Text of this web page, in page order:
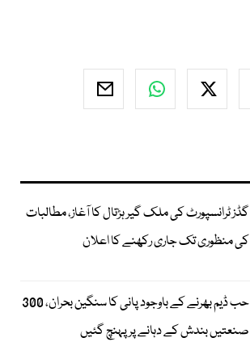
گڈز ٹرانسپورٹ کی ملک گیر ہڑتال کا آغاز، مطالبات
کی منظوری تک جاری رکھنے کا اعلان
حب ڈیم بھرنے کے باوجود پانی کا سنگین بحران، 300
صنعتیں بندش کے دہانے پر پہنچ گئیں